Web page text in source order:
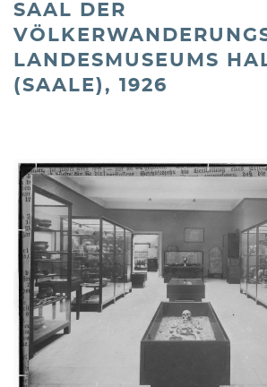
SAAL DER
LANDESMUSEUMS
(SAALE), 1926